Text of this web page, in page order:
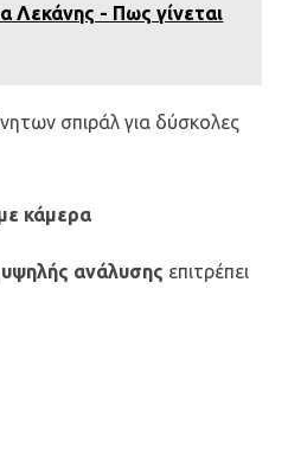
Λεκάνης - Πως γίνεται
σπιράλ για δύσκολες
κάμερα
ανάλυσης επιτρέπει